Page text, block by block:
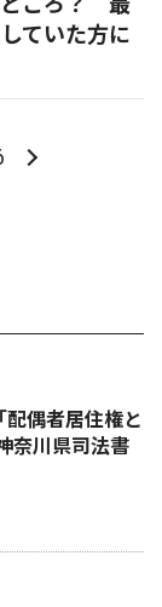
ていた方に
偶者居住権と
奈川県司法書